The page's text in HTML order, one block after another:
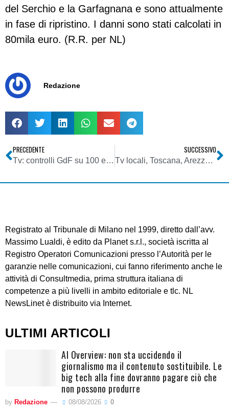
del Serchio e la Garfagnana e sono attualmente
in fase di ripristino. I danni sono stati calcolati in
80mila euro. (R.R. per NL)
Redazione
PRECEDENTE
Tv: controlli GdF su 100 emittenti, 90 deferite all’Autorità. Nel centro del mirino: magia, cartomanzia, lotto, lotteria. Dieci denunce
SUCCESSIVO
Tv locali, Toscana, Arezzo: nuovo furto a Montelucro di Gaiole in Chianti. Asportati beni per 500mila euro destinati ai paesi dell’Est. Arrestati gli autori
Registrato al Tribunale di Milano nel 1999, diretto dall’avv.
Massimo Lualdi, è edito da Planet s.r.l., società iscritta al
Registro Operatori Comunicazioni presso l’Autorità per le
garanzie nelle comunicazioni, cui fanno riferimento anche le
attività di Consultmedia, prima struttura italiana di
competenze a più livelli in ambito editoriale e tlc. NL
NewsLinet è distribuito via Internet.
ULTIMI ARTICOLI
AI Overview: non sta uccidendo il
giornalismo ma il contenuto sostituibile. Le
big tech alla fine dovranno pagare ciò che
non possono produrre
by Redazione 08/08/2026 0